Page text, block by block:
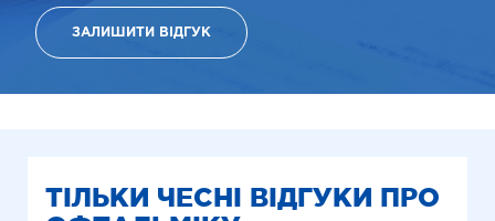
ЗАЛИШИТИ ВІДГУК
ТІЛЬКИ ЧЕСНІ ВІДГУКИ ПРО